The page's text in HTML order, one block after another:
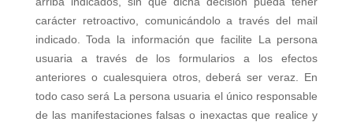
carácter retroactivo, comunicándolo a través del mail
indicado. Toda la información que facilite La persona
usuaria a través de los formularios a los efectos
anteriores o cualesquiera otros, deberá ser veraz. En
todo caso será La persona usuaria el único responsable
de las manifestaciones falsas o inexactas que realice y